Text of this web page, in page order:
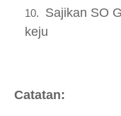
Sajikan SO
keju
Catatan: